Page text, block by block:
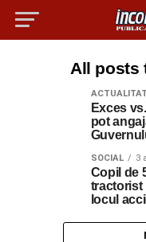
All posts
Exces
pot
SOCIAL 3
Copil de
tractorist
locul